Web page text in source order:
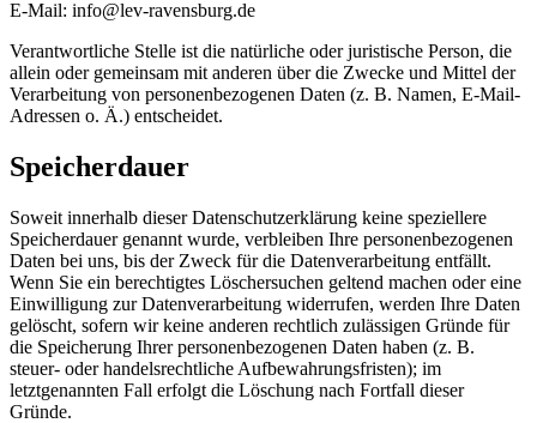
E-Mail: info@lev-ravensburg.de
Verantwortliche Stelle ist die natürliche oder juristische Person, die
allein oder gemeinsam mit anderen über die Zwecke und Mittel der
Verarbeitung von personenbezogenen Daten (z. B. Namen, E-Mail-
Adressen o. Ä.) entscheidet.
Speicherdauer
Soweit innerhalb dieser Datenschutzerklärung keine speziellere
Speicherdauer genannt wurde, verbleiben Ihre personenbezogenen
Daten bei uns, bis der Zweck für die Datenverarbeitung entfällt.
Wenn Sie ein berechtigtes Löschersuchen geltend machen oder eine
Einwilligung zur Datenverarbeitung widerrufen, werden Ihre Daten
gelöscht, sofern wir keine anderen rechtlich zulässigen Gründe für
die Speicherung Ihrer personenbezogenen Daten haben (z. B.
steuer- oder handelsrechtliche Aufbewahrungsfristen); im
letztgenannten Fall erfolgt die Löschung nach Fortfall dieser
Gründe.